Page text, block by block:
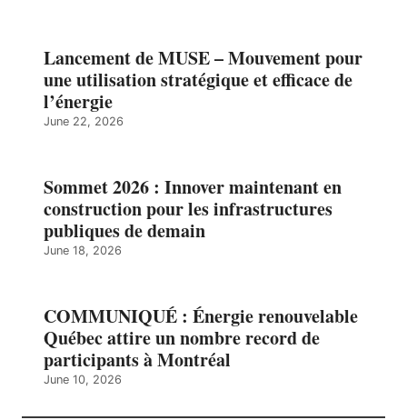
Lancement de MUSE – Mouvement pour
une utilisation stratégique et efficace de
l’énergie
June 22, 2026
Sommet 2026 : Innover maintenant en
construction pour les infrastructures
publiques de demain
June 18, 2026
COMMUNIQUÉ : Énergie renouvelable
Québec attire un nombre record de
participants à Montréal
June 10, 2026